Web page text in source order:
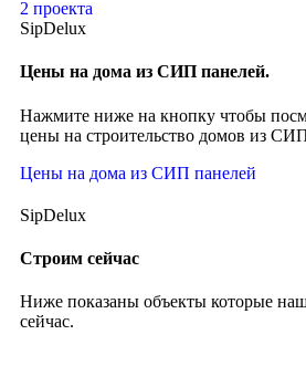
2 проекта
SipDelux
Цены на дома из СИП панелей.
Нажмите ниже на кнопку чтобы
цены на строительство домов из
Цены на дома из СИП панелей
SipDelux
Строим сейчас
Ниже показаны объекты которые
сейчас.